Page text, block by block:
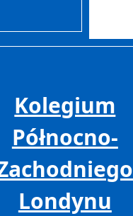
Kolegium
Północno-
Londynu